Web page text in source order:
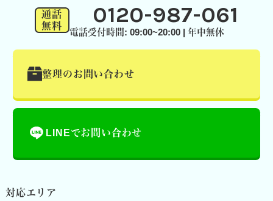
通話
無料
0120-987-061
電話受付時間: 09:00~20:00 | 年中無休
整理のお問い合わせ
LINEでお問い合わせ
対応エリア